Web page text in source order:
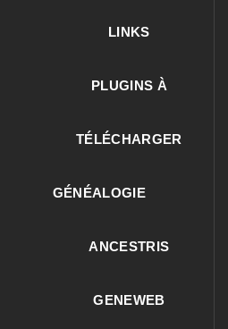
LINKS
PLUGINS À
TÉLÉCHARGER
GÉNÉALOGIE
ANCESTRIS
GENEWEB